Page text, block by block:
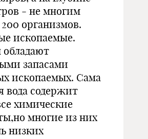
- не многим
организмов.
ископаемые.
запасами
ископаемых. Сама
вода содержит
химические
многие из них
низких